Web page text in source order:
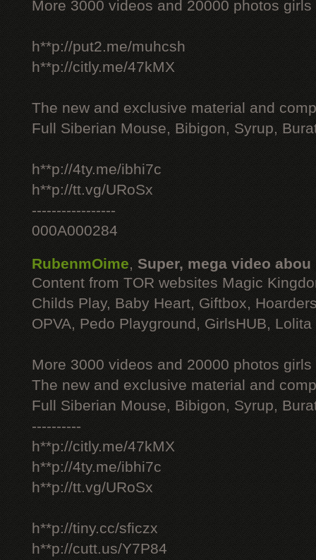
More 3000 videos and 20000 photos
h**p://put2.me/muhcsh
h**p://citly.me/47kMX
The new and exclusive material and
Full Siberian Mouse, Bibigon, Syrup,
h**p://4ty.me/ibhi7c
h**p://tt.vg/URoSx
-----------------
000A000284
RubenmOime, Super, mega video abou
Content from TOR websites Magic
Childs Play, Baby Heart, Giftbox,
OPVA, Pedo Playground, GirlsHUB, Lolita
More 3000 videos and 20000 photos
The new and exclusive material and
Full Siberian Mouse, Bibigon, Syrup,
----------
h**p://citly.me/47kMX
h**p://4ty.me/ibhi7c
h**p://tt.vg/URoSx
h**p://tiny.cc/sficzx
h**p://cutt.us/Y7P84